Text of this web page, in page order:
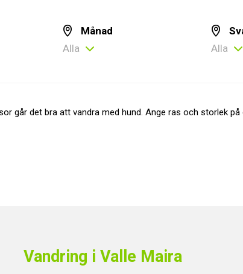
Månad
Alla
Alla
går det bra att vandra med hund. Ange ras och storlek
Vandring i Valle Maira